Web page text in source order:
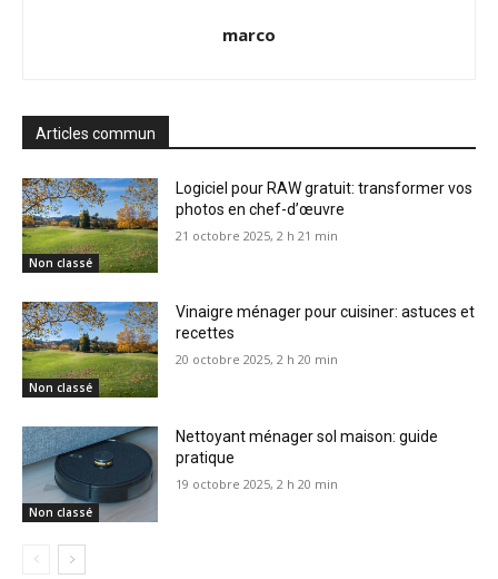
marco
Articles commun
Non classé
Logiciel pour RAW gratuit: transformer vos
photos en chef-d’œuvre
21 octobre 2025, 2 h 21 min
Non classé
Vinaigre ménager pour cuisiner: astuces et
recettes
20 octobre 2025, 2 h 20 min
Non classé
Nettoyant ménager sol maison: guide
pratique
19 octobre 2025, 2 h 20 min